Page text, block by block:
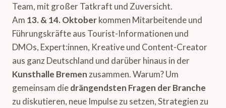
Team, mit großer Tatkraft und Zuversicht.
Am 13. & 14. Oktoberkommen Mitarbeitende und
Führungskräfte aus Tourist-Informationen und
DMOs, Expert:innen, Kreative und Content-Creator
aus ganz Deutschland und darüber hinaus in der
Kunsthalle Bremen zusammen. Warum? Um
gemeinsam diedrängendsten Fragen der Branche
zu diskutieren, neue Impulse zu setzen, Strategien zu